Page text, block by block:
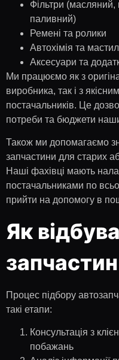
Фільтри (масляний,
паливний)
Ремені та ролики
Автохімія та
Аксесуари та
Ми працюємо як з
виробника, так і з
постачальників. Це
потреби та бюджети
Також ми допомагаємо
запчастини для старих
Наші фахівці мають
постачальниками по
прийти на допомогу в
Як
Процес підбору
такі етапи:
Консультація з
побажань